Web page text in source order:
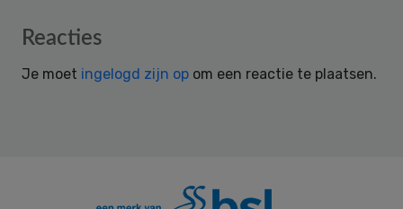
Reader
Reacties
Je moet ingelogd zijn op om een reactie te plaatsen.